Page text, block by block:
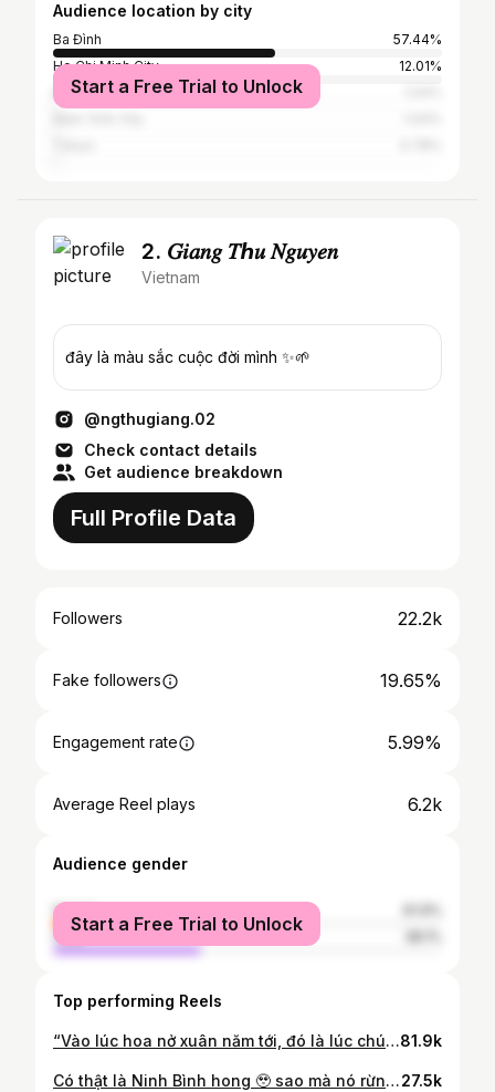
Audience location by city
Ba Đình
57.44%
Ho Chi Minh City
12.01%
Đà Nẵng
Start a Free Trial to Unlock
2. 𝐺𝑖𝑎𝑛𝑔 𝑇ℎ𝑢 𝑁𝑔𝑢𝑦𝑒𝑛
Vietnam
đây là màu sắc cuộc đời mình ✨🌱
@ngthugiang.02
Check contact details
Get audience breakdown
Full Profile Data
Followers 22.2k
Fake followers 19.65%
Engagement rate 5.99%
Average Reel plays 6.2k
Audience gender
female
male
Start a Free Trial to Unlock
Top performing Reels
“Vào lúc hoa nở xuân năm tới, đó là lúc chúng ta gặp lại nhau…” 📍Mù Cang Chải - mùa hoa đẹp nhất mình từng thấy 🍃81.9k
Có thật là Ninh Bình hong 🥹 sao mà nó rừng thông, nó mát mẻ, đẹp như tranh zạy tròiii 📍Đồi thông Hồ Đồng Chương - Ninh Bình27.5k